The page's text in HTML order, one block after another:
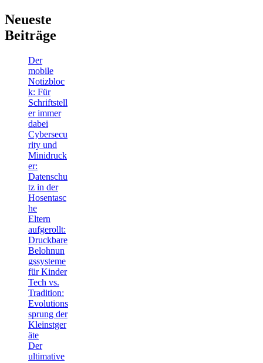
Neueste
Beiträge
Der
mobile
Notizbloc
k: Für
Schriftstell
er immer
dabei
Cybersecu
rity und
Minidruck
er:
Datenschu
tz in der
Hosentasc
he
Eltern
aufgerollt:
Druckbare
Belohnun
gssysteme
für Kinder
Tech vs.
Tradition:
Evolutions
sprung der
Kleinstger
äte
Der
ultimative